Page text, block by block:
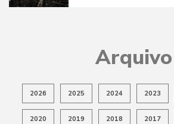
Arquivo
2026 2025 2024 2023
2020 2019 2018 2017